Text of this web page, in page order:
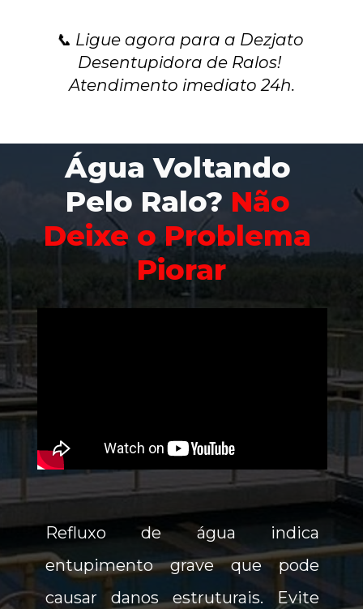
📞 Ligue agora para a Dezjato
Desentupidora de Ralos!
Atendimento imediato 24h.
Água Voltando
Pelo Ralo? Não
Deixe o Problema
Piorar
Refluxo de água indica
entupimento grave que pode
causar danos estruturais. Evite